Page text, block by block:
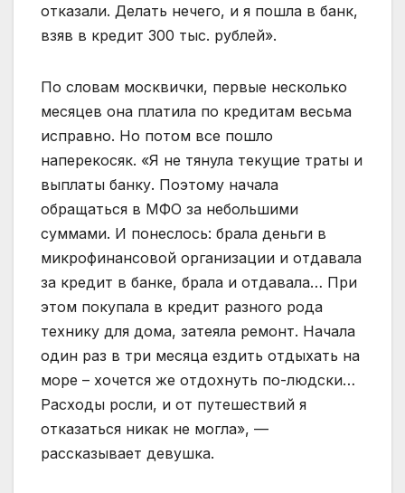
отказали. Делать нечего, и я пошла в банк,
взяв в кредит 300 тыс. рублей».
По словам москвички, первые несколько
месяцев она платила по кредитам весьма
исправно. Но потом все пошло
наперекосяк. «Я не тянула текущие траты и
выплаты банку. Поэтому начала
обращаться в МФО за небольшими
суммами. И понеслось: брала деньги в
микрофинансовой организации и отдавала
за кредит в банке, брала и отдавала… При
этом покупала в кредит разного рода
технику для дома, затеяла ремонт. Начала
один раз в три месяца ездить отдыхать на
море – хочется же отдохнуть по-людски…
Расходы росли, и от путешествий я
отказаться никак не могла», —
рассказывает девушка.